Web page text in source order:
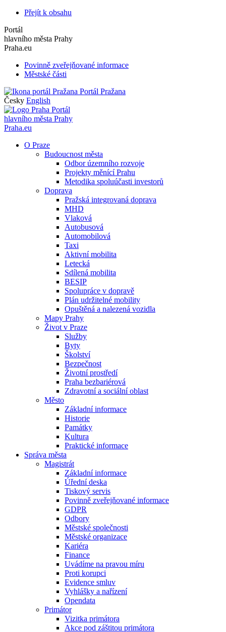
Přejít k obsahu
Portál
hlavního města Prahy
Praha.eu
Povinně zveřejňované informace
Městské části
Portál Pražana
Česky English
Portál
hlavního města Prahy
Praha.eu
O Praze
Budoucnost města
Odbor územního rozvoje
Projekty měnící Prahu
Metodika spoluúčasti investorů
Doprava
Pražská integrovaná doprava
MHD
Vlaková
Autobusová
Automobilová
Taxi
Aktivní mobilita
Letecká
Sdílená mobilita
BESIP
Spolupráce v dopravě
Plán udržitelné mobility
Opuštěná a nalezená vozidla
Mapy Prahy
Život v Praze
Služby
Byty
Školství
Bezpečnost
Životní prostředí
Praha bezbariérová
Zdravotní a sociální oblast
Město
Základní informace
Historie
Památky
Kultura
Praktické informace
Správa města
Magistrát
Základní informace
Úřední deska
Tiskový servis
Povinně zveřejňované informace
GDPR
Odbory
Městské společnosti
Městské organizace
Kariéra
Finance
Uvádíme na pravou míru
Proti korupci
Evidence smluv
Vyhlášky a nařízení
Opendata
Primátor
Vizitka primátora
Akce pod záštitou primátora